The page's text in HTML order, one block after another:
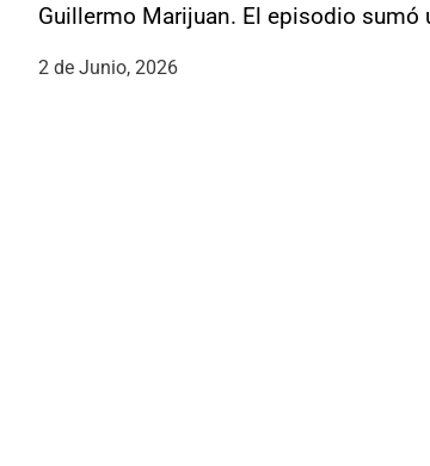
Guillermo Marijuan. El episodio sumó
2 de Junio, 2026